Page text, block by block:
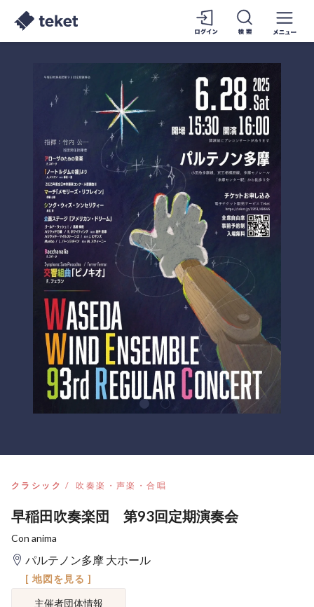
クラシック 吹奏楽・声楽・合唱
早稲田吹奏楽団 第93回定期演奏会
Con anima
パルテノン多摩 大ホール
[ 地図を見る ]
主催者団体情報